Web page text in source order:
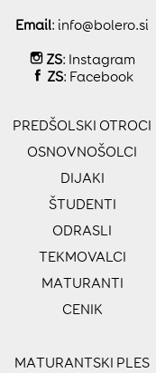
Email: info@bolero.si
ZS: Instagram
ZS: Facebook
PREDŠOLSKI OTROCI
OSNOVNOŠOLCI
DIJAKI
ŠTUDENTI
ODRASLI
TEKMOVALCI
MATURANTI
CENIK
MATURANTSKI PLES